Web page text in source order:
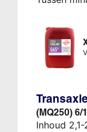
(MQ250) 6/1
Inhoud